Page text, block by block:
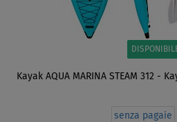
Kayak AQUA MARINA STEAM 312 -
senza pagaie